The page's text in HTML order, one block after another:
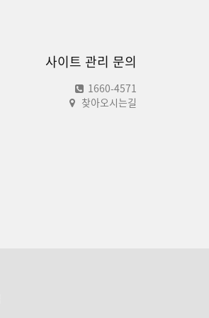
사이트 관리 문의
1660-4571
찾아오시는길